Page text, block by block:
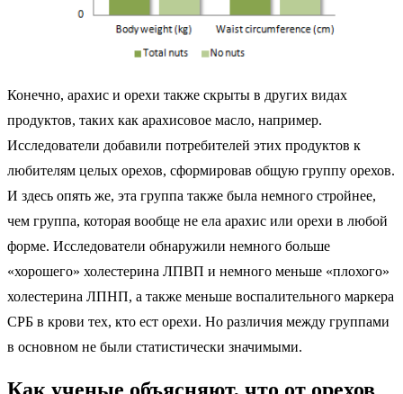
Конечно, арахис и орехи также скрыты в других видах
продуктов, таких как арахисовое масло, например.
Исследователи добавили потребителей этих продуктов к
любителям целых орехов, сформировав общую группу орехов.
И здесь опять же, эта группа также была немного стройнее,
чем группа, которая вообще не ела арахис или орехи в любой
форме. Исследователи обнаружили немного больше
«хорошего» холестерина ЛПВП и немного меньше «плохого»
холестерина ЛПНП, а также меньше воспалительного маркера
СРБ в крови тех, кто ест орехи. Но различия между группами
в основном не были статистически значимыми.